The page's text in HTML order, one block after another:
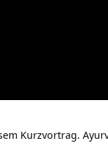
Kurzvortrag.